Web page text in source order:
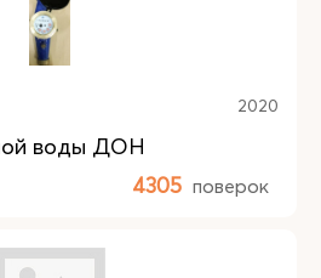
2020
воды ДОН
4305 поверок